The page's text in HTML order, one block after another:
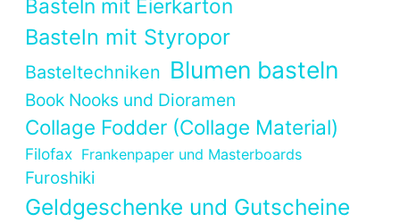
Basteln mit Eierkarton
Basteln mit Styropor
Basteltechniken Blumen basteln
Book Nooks und Dioramen
Collage Fodder (Collage Material)
Filofax Frankenpaper und Masterboards
Furoshiki
Geldgeschenke und Gutscheine